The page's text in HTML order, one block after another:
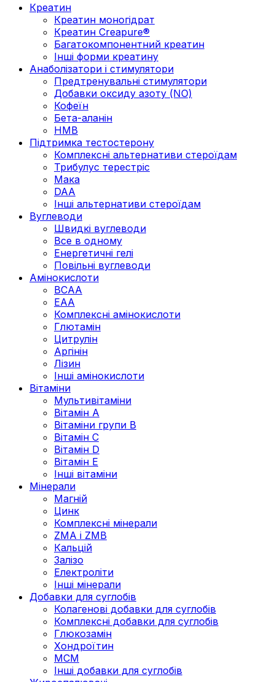
Креатин
Креатин моногідрат
Креатин Creapure®
Багатокомпонентний креатин
Інші форми креатину
Анаболізатори і стимулятори
Предтренувальні стимулятори
Добавки оксиду азоту (NO)
Кофеїн
Бета-аланін
HMB
Підтримка тестостерону
Комплексні альтернативи стероїдам
Трибулус терестріс
Мака
DAA
Інші альтернативи стероїдам
Вуглеводи
Швидкі вуглеводи
Все в одному
Енергетичні гелі
Повільні вуглеводи
Амінокислоти
BCAA
EAA
Комплексні амінокислоти
Глютамін
Цитрулін
Аргінін
Лізин
Інші амінокислоти
Вітаміни
Мультивітаміни
Вітамін А
Вітаміни групи В
Вітамін C
Вітамін D
Вітамін Е
Інші вітаміни
Мінерали
Магній
Цинк
Комплексні мінерали
ZMA і ZMB
Кальцій
Залізо
Електроліти
Інші мінерали
Добавки для суглобів
Колагенові добавки для суглобів
Комплексні добавки для суглобів
Глюкозамін
Хондроїтин
МСМ
Інші добавки для суглобів